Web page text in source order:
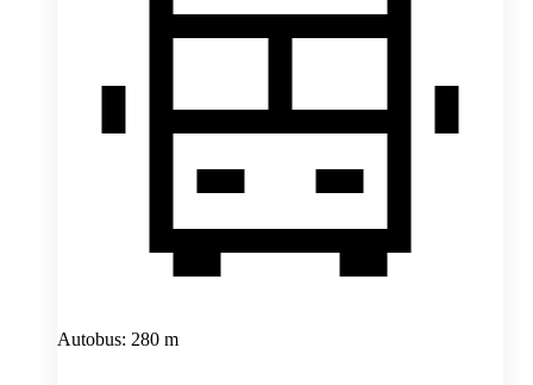
Autobus: 280 m